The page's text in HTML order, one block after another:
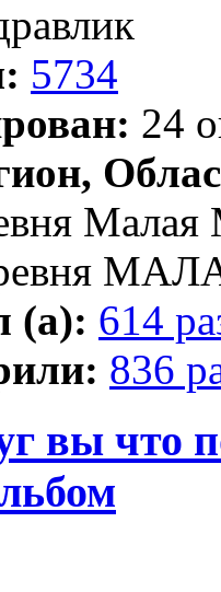
5734
24
Малая
(а): 614
836
вы что